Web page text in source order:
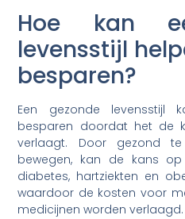
Hoe kan
levensstijl
besparen?
Een gezonde
besparen doordat het de
verlaagt. Door gezond
bewegen, kan de kans
diabetes, hartziekten en
waardoor de kosten voor
medicijnen worden verlaagd.